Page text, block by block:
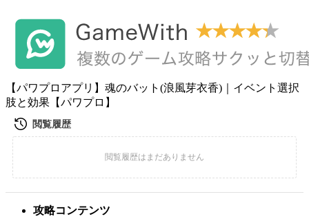
【パワプロアプリ】魂のバット(浪風芽衣香)｜イベント選択
肢と効果【パワプロ】
攻略コンテンツ